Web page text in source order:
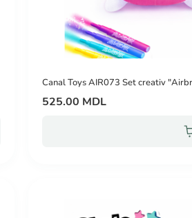
Canal Toys AIR073 Set creativ
525.00 MDL